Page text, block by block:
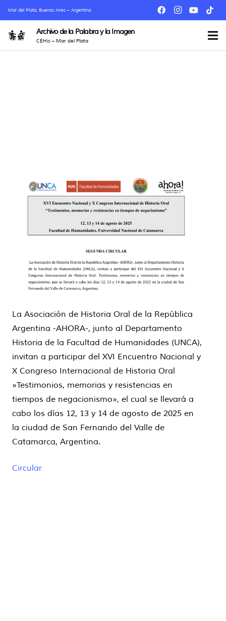
Mar del Plata, Buenos Aires – Argentina
Archivo de la Palabra y la Imagen
CEHis – Mar del Plata
La Asociación de Historia Oral de la República
Argentina -AHORA-, junto al Departamento
Historia de la Facultad de Humanidades (UNCA),
invitan a participar del XVI Encuentro Nacional y
X Congreso Internacional de Historia Oral
»Testimonios, memorias y resistencias en
tiempos de negacionismo», el cual se llevará a
cabo los días 12, 13 y 14 de agosto de 2025 en
la ciudad de San Fernando del Valle de
Catamarca, Argentina.
Circular